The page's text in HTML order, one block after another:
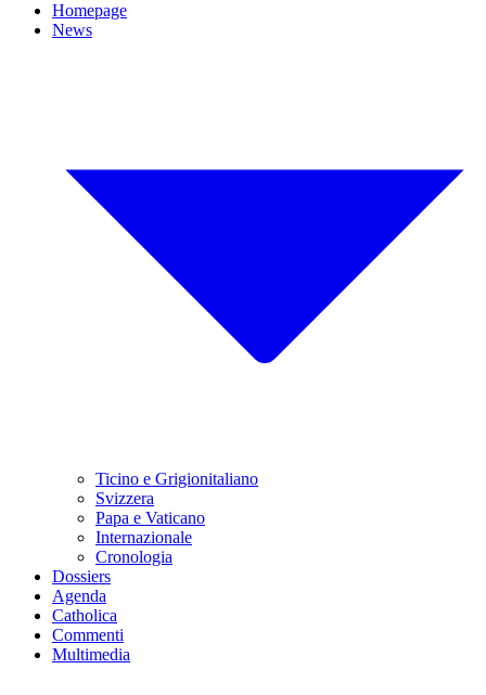
Homepage
News
Ticino e Grigionitaliano
Svizzera
Papa e Vaticano
Internazionale
Cronologia
Dossiers
Agenda
Catholica
Commenti
Multimedia